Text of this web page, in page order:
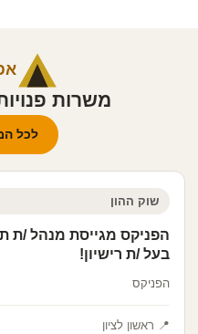
משרות
לכל
שוק ההון
הפניקס מגייסת מנהל /ת
בעל /ת רישיון!
הפניקס
📍 ראשון לציון